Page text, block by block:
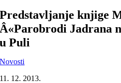
Predstavljanje knjige
Â«Parobrodi Jadrana
u Puli
Novosti
11. 12. 2013.